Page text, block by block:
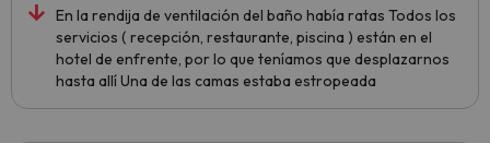
En la rendija de ventilación del baño había ratas Todos los
servicios ( recepción, restaurante, piscina ) están en el
hotel de enfrente, por lo que teníamos que desplazarnos
hasta allí Una de las camas estaba estropeada